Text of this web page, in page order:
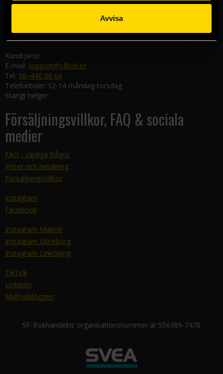
Avvisa
582 19 Linköping
Kundtjänst
E-mail: support@sfbok.se
Tel: 08–440 00 66
Telefontider: 12-14 måndag-torsdag
Stängt helger
Försäljningsvillkor, FAQ & sociala
medier
FAQ - vanliga frågor
Priser och betalning
Försäljningsvillkor
Instagram
Facebook
Instagram Malmö
Instagram Göteborg
Instagram Linköping
TikTok
LinkedIn
Malmöbloggen
SF-Bokhandelns organisationsnummer är 556389-7478